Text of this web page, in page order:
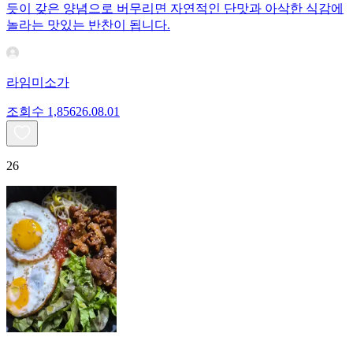
듯이 갖은 양념으로 버무리면 자연적인 단맛과 아삭한 식감에
놀라는 맛있는 반찬이 됩니다.
라임미소가
조회수 1,85626.08.01
26